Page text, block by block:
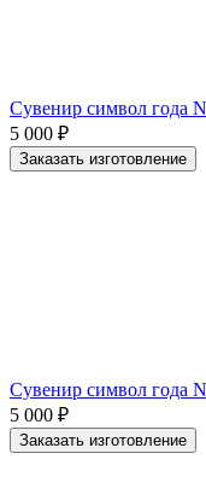
Сувенир символ года
5 000 ₽
Заказать изготовление
Cувенир символ года
5 000 ₽
Заказать изготовление